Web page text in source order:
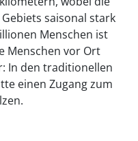
saisonal stark
Menschen ist
Menschen vor Ort
In den traditionellen
einen Zugang zum